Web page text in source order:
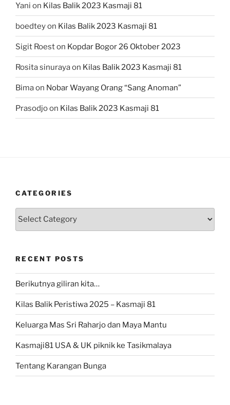
Yani on Kilas Balik 2023 Kasmaji 81
boedteyon Kilas Balik 2023 Kasmaji 81
Sigit Roeston Kopdar Bogor 26 Oktober 2023
Rosita sinurayaon Kilas Balik 2023 Kasmaji 81
Bimaon Nobar Wayang Orang “Sang Anoman”
Prasodjoon Kilas Balik 2023 Kasmaji 81
CATEGORIES
Categories
RECENT POSTS
Berikutnya giliran kita…
Kilas Balik Peristiwa 2025 – Kasmaji 81
Keluarga Mas Sri Raharjo dan Maya Mantu
Kasmaji81 USA & UK piknik ke Tasikmalaya
Tentang Karangan Bunga